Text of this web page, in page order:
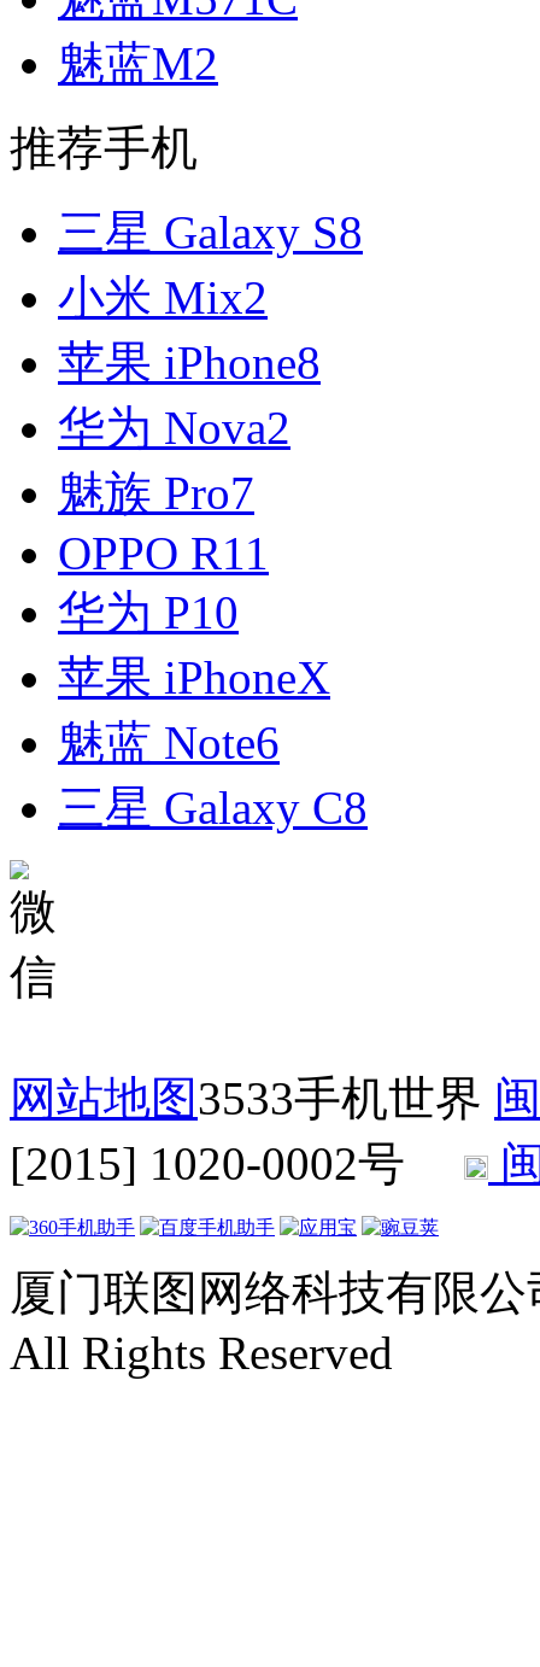
魅蓝M2
推荐手机
三星 Galaxy S8
小米 Mix2
苹果 iPhone8
华为 Nova2
魅族 Pro7
OPPO R11
华为 P10
苹果 iPhoneX
魅蓝 Note6
三星 Galaxy C8
网站地图3533手机世界
[2015] 1020-0002号
厦门联图网络科技有限公
All Rights Reserved